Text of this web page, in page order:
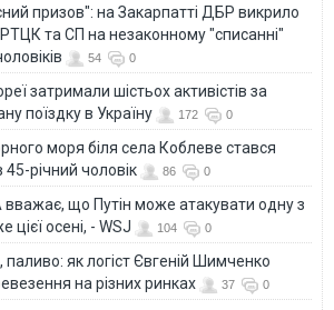
призов": на Закарпатті ДБР викрило
РТЦК та СП на незаконному "списанні"
54 0
затримали шістьох активістів за
поїздку в Україну
172 0
моря біля села Коблеве стався
45-річний чоловік
86 0
що Путін може атакувати одну з
цієї осені, - WSJ
104 0
паливо: як логіст Євгеній Шимченко
на різних ринках
37 0